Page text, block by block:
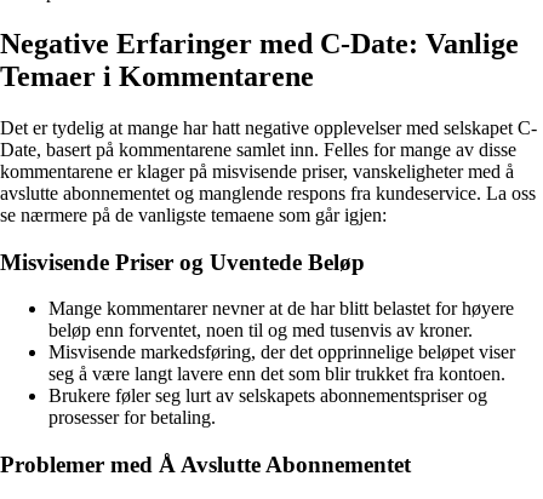
Negative Erfaringer med C-Date: Vanlige
Temaer i Kommentarene
Det er tydelig at mange har hatt negative opplevelser med selskapet C-
Date, basert på kommentarene samlet inn. Felles for mange av disse
kommentarene er klager på misvisende priser, vanskeligheter med å
avslutte abonnementet og manglende respons fra kundeservice. La oss
se nærmere på de vanligste temaene som går igjen:
Misvisende Priser og Uventede Beløp
Mange kommentarer nevner at de har blitt belastet for høyere
beløp enn forventet, noen til og med tusenvis av kroner.
Misvisende markedsføring, der det opprinnelige beløpet viser
seg å være langt lavere enn det som blir trukket fra kontoen.
Brukere føler seg lurt av selskapets abonnementspriser og
prosesser for betaling.
Problemer med Å Avslutte Abonnementet